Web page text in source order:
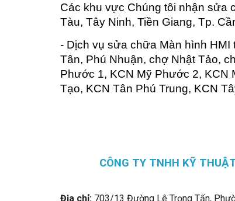
Các khu vực Chúng tôi nhận sửa
Tàu, Tây Ninh, Tiền Giang, Tp.
- Dịch vụ sửa chữa Màn hình HMI
Tân, Phú Nhuận, chợ Nhật Tảo,
Phước 1, KCN Mỹ Phước 2, KCN
Tạo, KCN Tân Phú Trung, KCN
CÔNG TY TNHH KỸ
Địa chỉ:703/13 Đường Lê Trọng Tấn,